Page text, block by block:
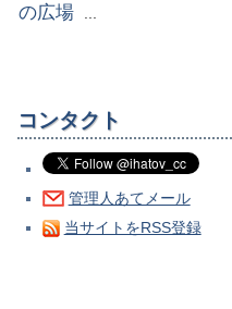
の広場
コンタクト
管理人あてメール
当サイトをRSS登録